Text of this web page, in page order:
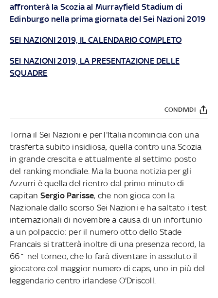
affronterà la Scozia al Murrayfield Stadium di
Edinburgo nella prima giornata del Sei Nazioni 2019
SEI NAZIONI 2019, IL CALENDARIO COMPLETO
SEI NAZIONI 2019, LA PRESENTAZIONE DELLE
SQUADRE
CONDIVIDI
Torna il Sei Nazioni e per l'Italia ricomincia con una
trasferta subito insidiosa, quella contro una Scozia
in grande crescita e attualmente al settimo posto
del ranking mondiale. Ma la buona notizia per gli
Azzurri è quella del rientro dal primo minuto di
capitan Sergio Parisse, che non gioca con la
Nazionale dallo scorso Sei Nazioni e ha saltato i test
internazionali di novembre a causa di un infortunio
a un polpaccio: per il numero otto dello Stade
Francais si tratterà inoltre di una presenza record, la
66^ nel torneo, che lo farà diventare in assoluto il
giocatore col maggior numero di caps, uno in più del
leggendario centro irlandese O'Driscoll.